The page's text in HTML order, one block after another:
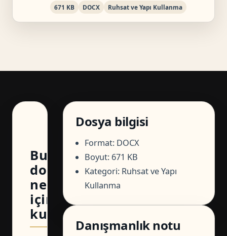
671 KB DOCX Ruhsat ve Yapı Kullanma
Bu
dosya
ne
için
kullanılır?
Dosya bilgisi
Format: DOCX
Boyut: 671 KB
Kategori: Ruhsat ve Yapı
Kullanma
Danışmanlık notu